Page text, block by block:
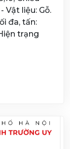
Vật liệu: Gỗ.
đa, tấn:
trạng